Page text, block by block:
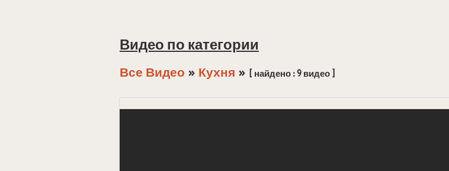
Видео по категории
Все Видео » Кухня » [ найдено : 9 видео ]